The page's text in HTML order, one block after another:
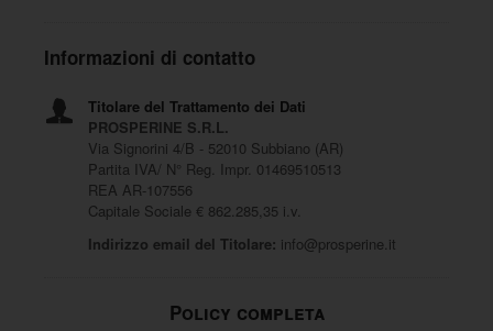
Informazioni di contatto
Titolare del Trattamento dei Dati
PROSPERINE S.R.L.
Via Signorini 4/B - 52010 Subbiano (AR)
Partita IVA/ N° Reg. Impr. 01469510513
REA AR-107556
Capitale Sociale € 862.285,35 i.v.
Indirizzo email del Titolare: info@prosperine.it
Policy completa